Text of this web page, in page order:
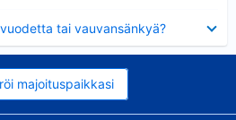
tai vauvansänkyä?
majoituspaikkasi